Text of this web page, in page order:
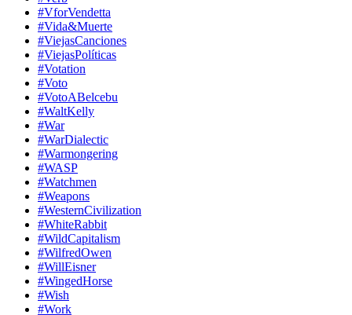
#VforVendetta
#Vida&Muerte
#ViejasCanciones
#ViejasPolíticas
#Votation
#Voto
#VotoABelcebu
#WaltKelly
#War
#WarDialectic
#Warmongering
#WASP
#Watchmen
#Weapons
#WesternCivilization
#WhiteRabbit
#WildCapitalism
#WilfredOwen
#WillEisner
#WingedHorse
#Wish
#Work